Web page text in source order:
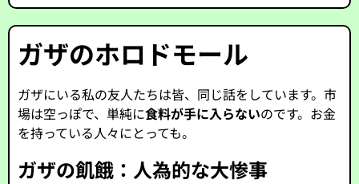
ガザのホロドモール
ガザにいる私の友人たちは皆、同じ話をしています。市
場は空っぽで、単純に食料が手に入らないのです。お金
を持っている人々にとっても。
ガザの飢餓：人為的な大惨事